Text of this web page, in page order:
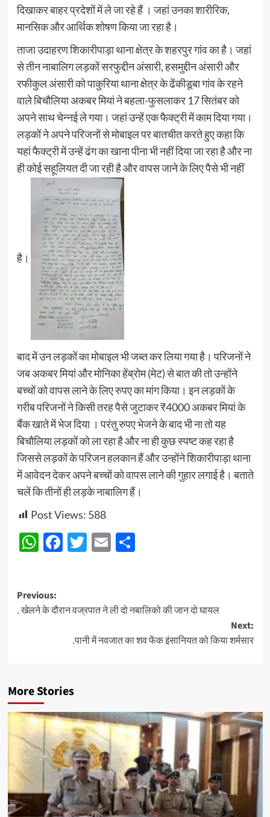
दिखाकर बाहर प्रदेशों में ले जा रहे हैं । जहां उनका शारीरिक,
मानसिक और आर्थिक शोषण किया जा रहा है।
ताजा उदाहरण शिकारीपाड़ा थाना क्षेत्र के शहरपुर गांव का है। जहां
से तीन नाबालिग लड़कों सरफुद्दीन अंसारी, हसमुद्दीन अंसारी और
रफीकुल अंसारी को पाकुरिया थाना क्षेत्र के ढेंकीडूबा गांव के रहने
वाले बिचौलिया अकबर मियां ने बहला-फुसलाकर 17 सितंबर को
अपने साथ चेन्नई ले गया। जहां उन्हें एक फैक्ट्री में काम दिया गया।
लड़कों ने अपने परिजनों से मोबाइल पर बातचीत करते हुए कहा कि
यहां फैक्ट्री में उन्हें ढंग का खाना पीना भी नहीं दिया जा रहा है और ना
ही कोई सहूलियत दी जा रही है और वापस जाने के लिए पैसे भी नहीं
है।
बाद में उन लड़कों का मोबाइल भी जब्त कर लिया गया है। परिजनों ने
जब अकबर मियां और मोनिका हेंब्रोम (मेट) से बात की तो उन्होंने
बच्चों को वापस लाने के लिए रुपए का मांग किया। इन लड़कों के
गरीब परिजनों ने किसी तरह पैसे जुटाकर ₹4000 अकबर मियां के
बैंक खाते में भेज दिया । परंतु रुपए भेजने के बाद भी ना तो यह
बिचौलिया लड़कों को ला रहा है और ना ही कुछ स्पष्ट कह रहा है
जिससे लड़कों के परिजन हलकान हैं और उन्होंने शिकारीपाड़ा थाना
में आवेदन देकर अपने बच्चों को वापस लाने की गुहार लगाई है। बताते
चलें कि तीनों ही लड़के नाबालिग हैं।
Post Views: 588
WhatsApp
Facebook
Twitter
EmailShare
Post
navigation
Previous:
. खेलने के दौरान वज्रपात ने ली दो नबालिको की जान दो घायल
Next:
.पानी में नवजात का शव फेंक इंसानियत को किया शर्मसार
More Stories